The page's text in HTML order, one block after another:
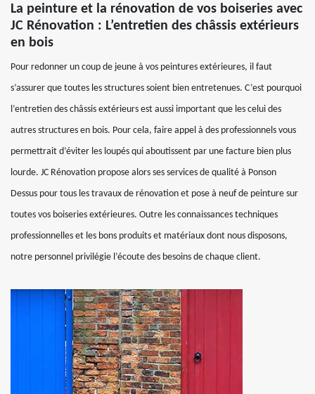
La peinture et la rénovation de vos boiseries avec
JC Rénovation : L’entretien des châssis extérieurs
en bois
Pour redonner un coup de jeune à vos peintures extérieures, il faut
s’assurer que toutes les structures soient bien entretenues. C’est pourquoi
l’entretien des châssis extérieurs est aussi important que les celui des
autres structures en bois. Pour cela, faire appel à des professionnels vous
permettrait d’éviter les loupés qui aboutissent par une facture bien plus
lourde. JC Rénovation propose alors ses services de qualité à Ponson
Dessus pour tous les travaux de rénovation et pose à neuf de peinture sur
toutes vos boiseries extérieures. Outre les connaissances techniques
professionnelles et les bons produits et matériaux dont nous disposons,
notre personnel privilégie l’écoute des besoins de chaque client.